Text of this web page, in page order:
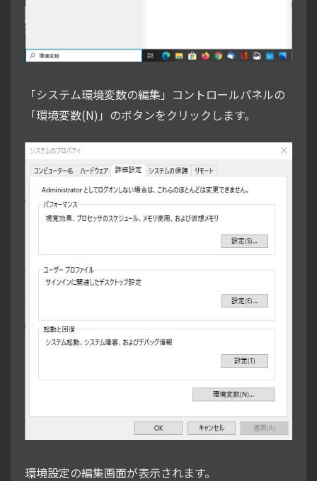
「システム環境変数の編集」コントロールパネルの
「環境変数(N)」のボタンをクリックします。
環境設定の編集画面が表示されます。